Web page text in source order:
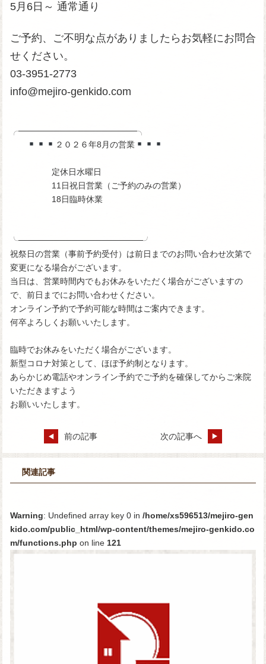
5月6日～ 通常通り
ご予約、ご不明な点がありましたらお気軽にお問合
せください。
03-3951-2773
info@mejiro-genkido.com
╭────────────────────╮
２０２６年8月の営業
定休日水曜日
11日祝日営業（ご予約のみの営業）
18日臨時休業
╰─────────────────────╯
祝祭日の営業（事前予約受付）は前日までのお問い合わせ次第で
変更になる場合がございます。
当日は、営業時間内でもお休みをいただく場合がございますの
で、前日までにお問い合わせください。
オンライン予約で予約可能な時間はご案内できます。
何卒よろしくお願いいたします。
臨時でお休みをいただく場合がございます。
新型コロナ対策として、ほぼ予約制となります。
あらかじめ電話やオンライン予約でご予約を確保してからご来院
いただきますよう
お願いいたします。
前の記事 次の記事へ
関連記事
Warning: Undefined array key 0 in /home/xs596513/mejiro-gen
kido.com/public_html/wp-content/themes/mejiro-genkido.co
m/functions.php on line 121